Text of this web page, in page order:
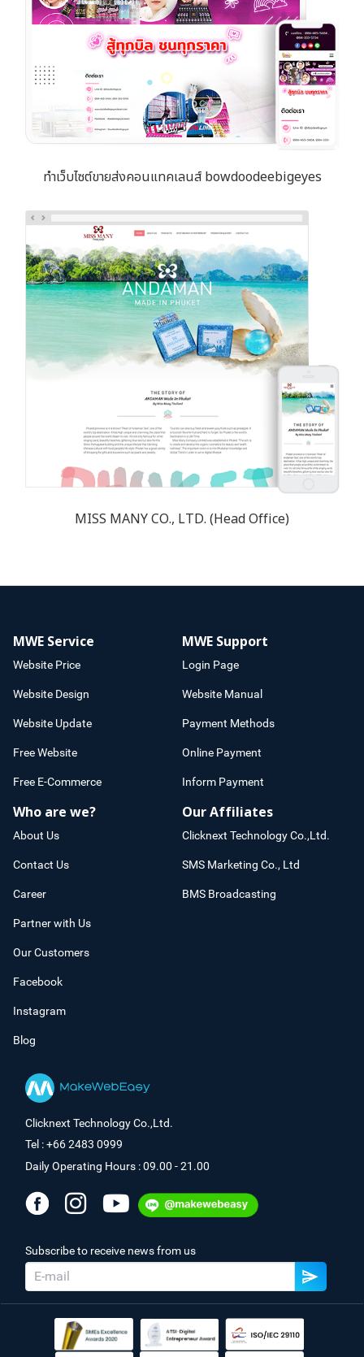
ทำเว็บไซต์ขายส่งคอนแทคเลนส์ bowdoodeebigeyes
MISS MANY CO., LTD. (Head Office)
MWE Service
Website Price
Website Design
Website Update
Free Website
Free E-Commerce
MWE Support
Login Page
Website Manual
Payment Methods
Online Payment
Inform Payment
Who are we?
About Us
Contact Us
Career
Partner with Us
Our Customers
Facebook
Instagram
Blog
Our Affiliates
Clicknext Technology Co.,Ltd.
SMS Marketing Co., Ltd
BMS Broadcasting
Clicknext Technology Co.,Ltd.
Tel : +66 2483 0999
Daily Operating Hours : 09.00 - 21.00
Subscribe to receive news from us